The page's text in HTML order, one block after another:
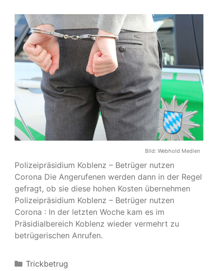
Bild: Webhold Medien
Polizeipräsidium Koblenz – Betrüger nutzen
Corona Die Angerufenen werden dann in der Regel
gefragt, ob sie diese hohen Kosten übernehmen
Polizeipräsidium Koblenz – Betrüger nutzen
Corona : In der letzten Woche kam es im
Präsidialbereich Koblenz wieder vermehrt zu
betrügerischen Anrufen.
Kategorien
Trickbetrug